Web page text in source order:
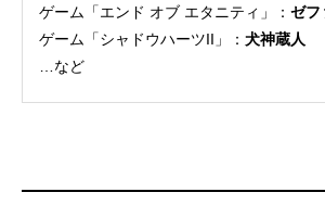
ゲーム「エンド オブ エタニティ」： ゼフ
ゲーム「シャドウハーツII」： 犬神蔵人
…など